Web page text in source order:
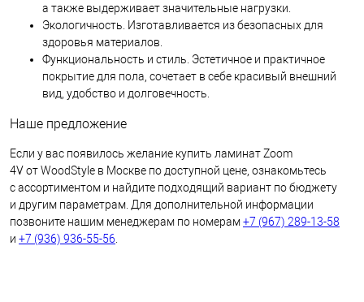
а также выдерживает значительные нагрузки.
Экологичность. Изготавливается из безопасных для
здоровья материалов.
Функциональность и стиль. Эстетичное и практичное
покрытие для пола, сочетает в себе красивый внешний
вид, удобство и долговечность.
Наше предложение
Если у вас появилось желание купить ламинат Zoom
4V от WoodStyle в Москве по доступной цене, ознакомьтесь
с ассортиментом и найдите подходящий вариант по бюджету
и другим параметрам. Для дополнительной информации
позвоните нашим менеджерам по номерам+7 (967) 289-13-58
и +7 (936) 936-55-56